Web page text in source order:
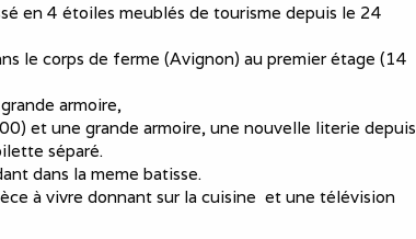
en 4 étoiles meublés de tourisme ​depuis le 24
le corps de ferme (Avignon) au premier étage (14
armoire,
et une grande armoire, une nouvelle literie depuis
séparé.
dans la meme batisse.
à vivre donnant sur la cuisine ​ et une télévision